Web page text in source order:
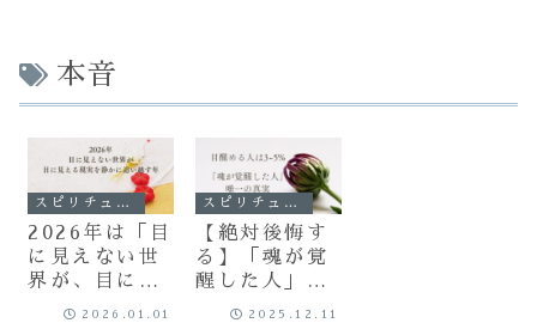
本音
スピリチュアル
2026年は「目
に見えない世
界が、目に見
える現実を静
2026.01.01
スピリチュアル
【絶対後悔す
る】「魂が覚
醒した人」唯
一の真実
2025.12.11